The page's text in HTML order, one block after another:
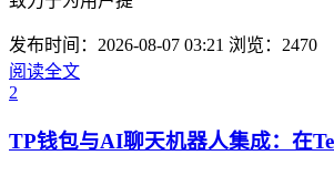
发布时间：2026-08-07 03:21 浏览：2470
阅读全文
2
TP钱包与AI聊天机器人集成：在